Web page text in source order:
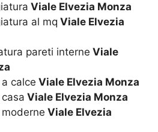
Viale Elvezia Monza
al mq Viale Elvezia
pareti interne Viale
calce Viale Elvezia Monza
Viale Elvezia Monza
Viale Elvezia